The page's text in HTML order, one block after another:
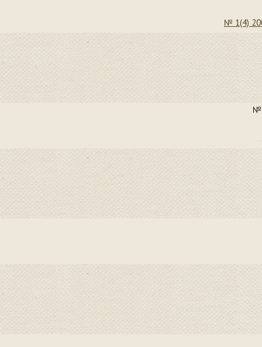
№ 1(4)
№